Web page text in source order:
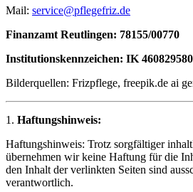
Mail: service@pflegefriz.de
Finanzamt Reutlingen: 78155/00770
Institutionskennzeichen: IK 460829580
Bilderquellen: Frizpflege, freepik.de ai
1. Haftungshinweis:
Haftungshinweis: Trotz sorgfältiger
übernehmen wir keine Haftung für die
den Inhalt der verlinkten Seiten sind
verantwortlich.